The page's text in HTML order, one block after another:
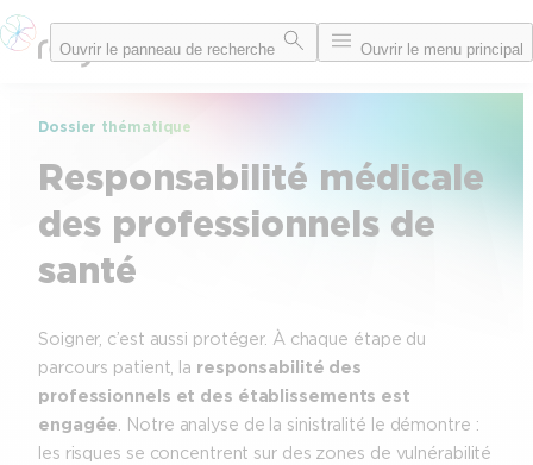
Aller
au
Ouvrir le panneau de recherche Ouvrir le menu principal
Dossier thématique
Responsabilité médicale
des professionnels de
santé
Soigner, c’est aussi protéger. À chaque étape du
parcours patient, la responsabilité des
professionnels et des établissements est
engagée . Notre analyse de la sinistralité le démontre :
les risques se concentrent sur des zones de vulnérabilité